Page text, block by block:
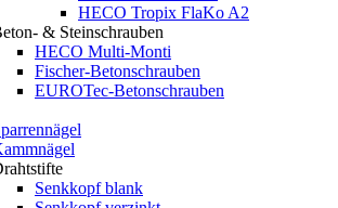
HECO Tropix FlaKo A2
& Steinschrauben
HECO Multi-Monti
Fischer-Betonschrauben
EUROTec-Betonschrauben
Senkkopf blank